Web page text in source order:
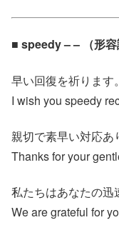
■ speedy – – （形
早い回復を祈ります。
I wish you speedy
親切で素早い対応あ
Thanks for your
私たちはあなたの迅
We are grateful for